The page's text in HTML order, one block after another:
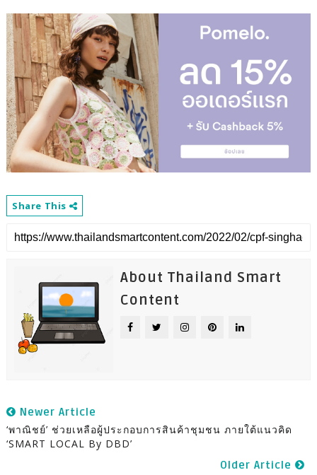
Share This
About Thailand Smart
Content
Newer Article
‘พาณิชย์’ ช่วยเหลือผู้ประกอบการสินค้าชุมชน ภายใต้แนวคิด
‘SMART LOCAL By DBD’
Older Article